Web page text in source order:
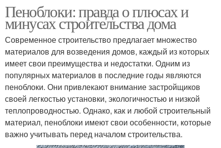
Пеноблоки: правда о плюсах и
минусах строительства дома
Современное строительство предлагает множество
материалов для возведения домов, каждый из которых
имеет свои преимущества и недостатки. Одним из
популярных материалов в последние годы являются
пеноблоки. Они привлекают внимание застройщиков
своей легкостью установки, экологичностью и низкой
теплопроводностью. Однако, как и любой строительный
материал, пеноблоки имеют свои особенности, которые
важно учитывать перед началом строительства.